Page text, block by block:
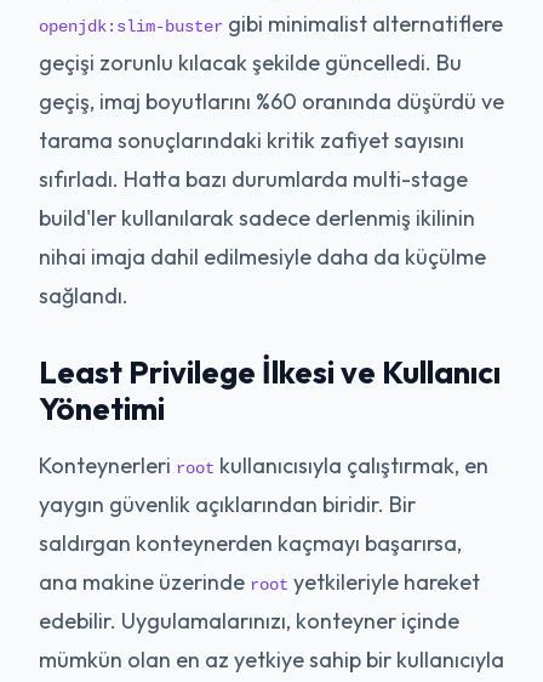
openjdk:slim-buster gibi minimalist alternatiflere
geçişi zorunlu kılacak şekilde güncelledi. Bu
geçiş, imaj boyutlarını %60 oranında düşürdü ve
tarama sonuçlarındaki kritik zafiyet sayısını
sıfırladı. Hatta bazı durumlarda multi-stage
build'ler kullanılarak sadece derlenmiş ikilinin
nihai imaja dahil edilmesiyle daha da küçülme
sağlandı.
Least Privilege İlkesi ve Kullanıcı
Yönetimi
Konteynerleri root kullanıcısıyla çalıştırmak, en
yaygın güvenlik açıklarından biridir. Bir
saldırgan konteynerden kaçmayı başarırsa,
ana makine üzerinde root yetkileriyle hareket
edebilir. Uygulamalarınızı, konteyner içinde
mümkün olan en az yetkiye sahip bir kullanıcıyla